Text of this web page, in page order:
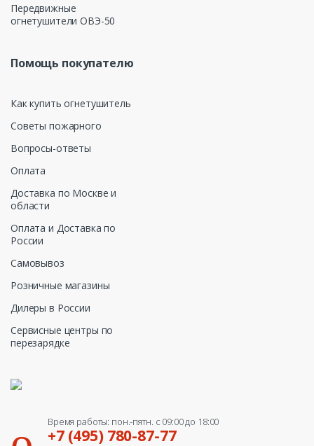
Передвижные
огнетушители ОВЭ-50
Помощь покупателю
Как купить огнетушитель
Советы пожарного
Вопросы-ответы
Оплата
Доставка по Москве и
области
Оплата и Доставка по
России
Самовывоз
Розничные магазины
Дилеры в России
Сервисные центры по
перезарядке
Время работы: пон.-пятн. с 09:00 до 18:00
+7 (495) 780-87-77